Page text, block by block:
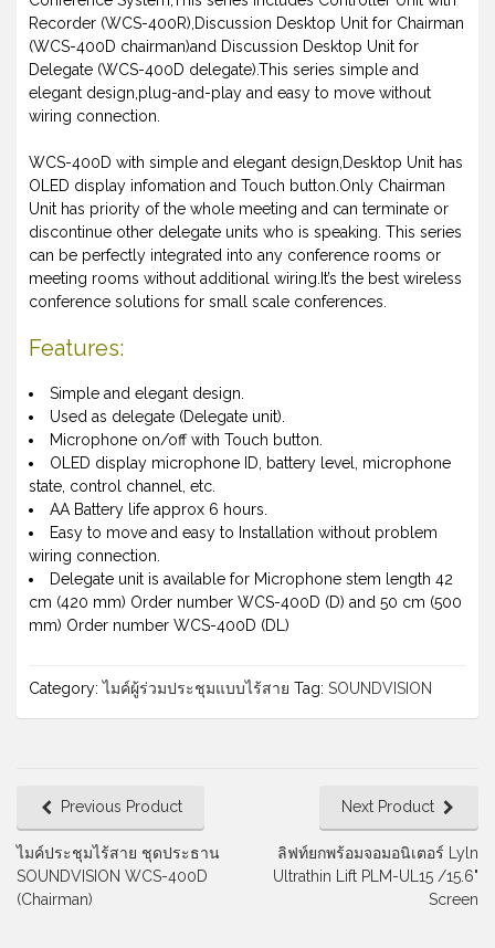
Recorder (WCS-400R),Discussion Desktop Unit for Chairman
(WCS-400D chairman)and Discussion Desktop Unit for
Delegate (WCS-400D delegate).This series simple and
elegant design,plug-and-play and easy to move without
wiring connection.
WCS-400D with simple and elegant design,Desktop Unit has
OLED display infomation and Touch button.Only Chairman
Unit has priority of the whole meeting and can terminate or
discontinue other delegate units who is speaking. This series
can be perfectly integrated into any conference rooms or
meeting rooms without additional wiring.It’s the best wireless
conference solutions for small scale conferences.
Features:
Simple and elegant design.
Used as delegate (Delegate unit).
Microphone on/off with Touch button.
OLED display microphone ID, battery level, microphone
state, control channel, etc.
AA Battery life approx 6 hours.
Easy to move and easy to Installation without problem
wiring connection.
Delegate unit is available for Microphone stem length 42
cm (420 mm) Order number WCS-400D (D) and 50 cm (500
mm) Order number WCS-400D (DL)
Category:ไมค์ผู้ร่วมประชุมแบบไร้สาย Tag: SOUNDVISION
Previous Product
ไมค์ประชุมไร้สาย ชุดประธาน
SOUNDVISION WCS-400D
(Chairman)
Next Product
ลิฟท์ยกพร้อมจอมอนิเตอร์ Lyln
Ultrathin Lift PLM-UL15 /15.6"
Screen